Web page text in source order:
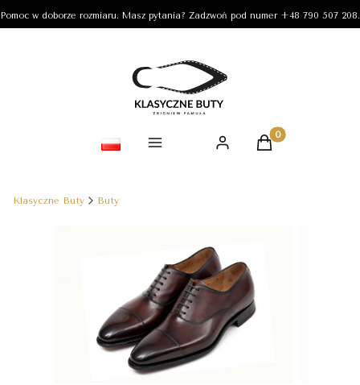
Pomoc w doborze rozmiaru. Masz pytania? Zadzwoń pod numer +48 790 507 208.
Produkty w
Klasyczne Buty Buty